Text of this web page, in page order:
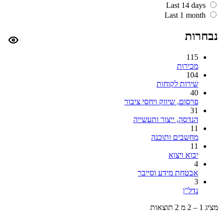
Last 14 days
Last 1 month
נבחרות
115
מכירות
104
שירות לקוחות
40
פרסום, שיווק ויחסי ציבור
31
הנדסה, ייצור ותעשייה
11
מחשבים ותוכנה
11
יבוא ויצוא
4
אבטחת מידע וסייבר
3
נדל"ן
מציג 1 – 2 מ 2 תוצאות